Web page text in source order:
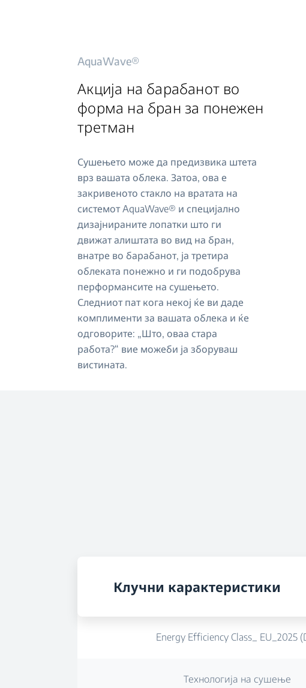
AquaWave®
Акција на барабанот во
форма на бран за понежен
третман
Сушењето може да предизвика штета
врз вашата облека. Затоа, ова е
закривеното стакло на вратата на
системот AquaWave® и специјално
дизајнираните лопатки што ги
движат алиштата во вид на бран,
внатре во барабанот, ја третира
облеката понежно и ги подобрува
перформансите на сушењето.
Следниот пат кога некој ќе ви даде
комплименти за вашата облека и ќе
одговорите: „Што, оваа стара
работа?“ вие можеби ја зборуваш
вистината.
Клучни карактеристики
Energy Efficiency Class_ EU_2025
Технологија на сушење